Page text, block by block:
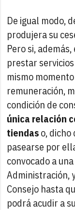
De igual modo,
produjera su
Pero si,
prestar
mismo
remuneración,
condición de
única relación
tiendaso,
pasearse por
convocado a
Administración,
Consejo hasta
podrá acudir a